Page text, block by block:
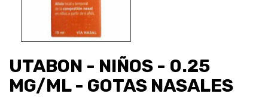
UTABON - NIÑOS - 0.25
MG/ML - GOTAS NASALES